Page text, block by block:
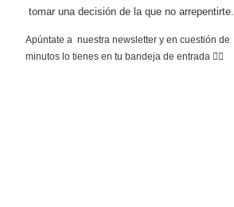
tomar una decisión de la que no arrepentirte.
Apúntate a nuestra newsletter y en cuestión de
minutos lo tienes en tu bandeja de entrada 👇🏻